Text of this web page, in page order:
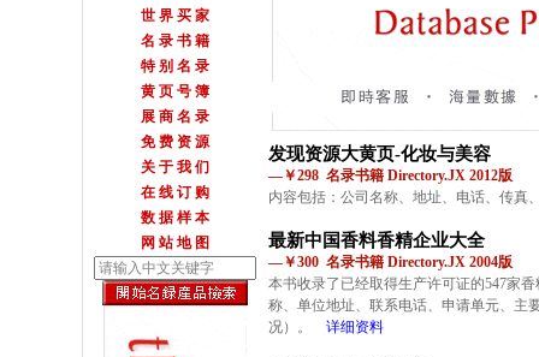
世 界 买 家
名 录 书 籍
特 别 名 录
黄 页 号 簿
展 商 名 录
免 费 资 源
关 于 我 们
在 线 订 购
数 据 样 本
网 站 地 图
发现资源大黄页-化妆与美容
—￥298 名录书籍 Directory.JX 2012版
内容包括：公司名称、地址、电话、传真
最新中国香料香精企业大全
—￥300 名录书籍 Directory.JX 2004版
本书收录了已经取得生产许可证的547家
称、单位地址、联系电话、申请单元、主
况）。
详细资料